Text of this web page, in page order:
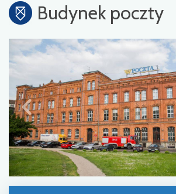
Budynek poczty